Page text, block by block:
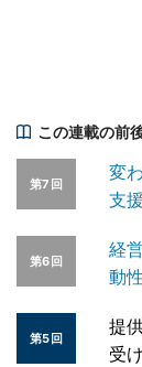
この連載の前
第7回
変
支
第6回
経
動性
第5回
提
受